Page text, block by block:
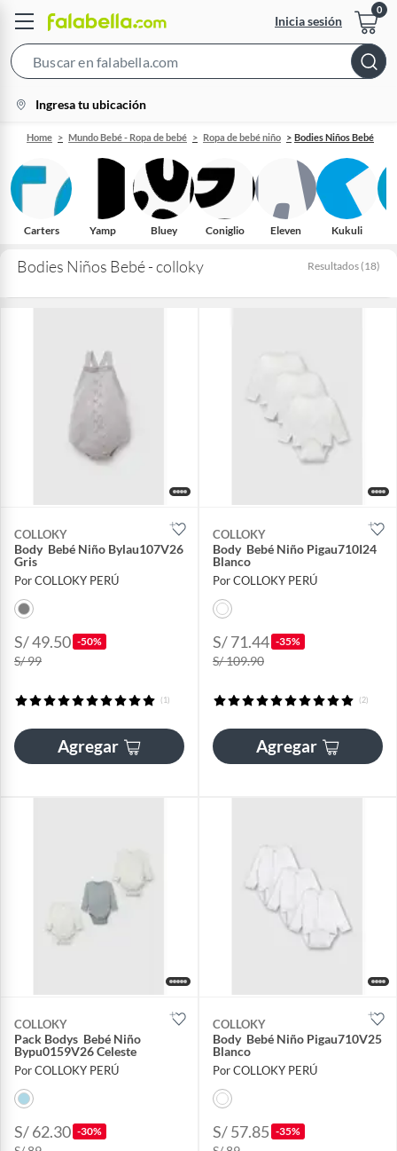
Inicia sesión
Bar
location-
icon
Ingresa tu ubicación
Home Mundo Bebé - Ropa de bebé Ropa de bebé niño Bodies Niños Bebé
Carters Yamp Bluey Coniglio Eleven Kukuli
Bodies Niños Bebé - colloky Resultados (18)
COLLOKY
Body Bebé Niño Bylau107V26
Gris
Por COLLOKY PERÚ
S/ 49.50 -50%
S/ 99
(1)
Agregar
COLLOKY
Body Bebé Niño Pigau710I24
Blanco
Por COLLOKY PERÚ
S/ 71.44 -35%
S/ 109.90
(2)
Agregar
COLLOKY
Pack Bodys Bebé Niño
Bypu0159V26 Celeste
Por COLLOKY PERÚ
S/ 62.30 -30%
COLLOKY
Body Bebé Niño Pigau710V25
Blanco
Por COLLOKY PERÚ
S/ 57.85 -35%